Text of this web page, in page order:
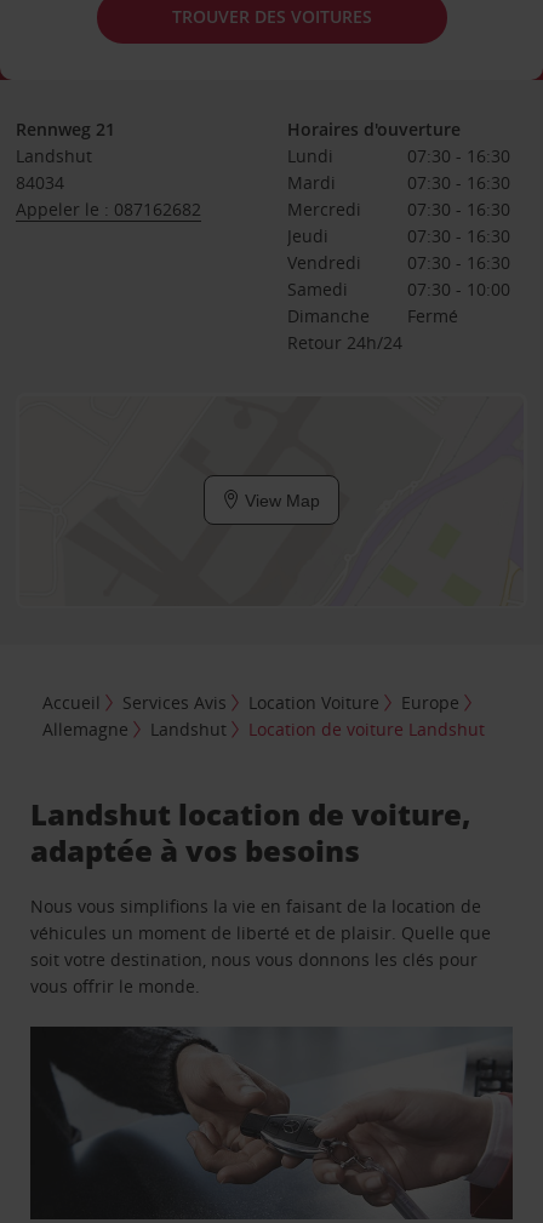
TROUVER DES VOITURES
Rennweg 21
Landshut
84034
Appeler le : 087162682
Horaires d'ouverture
Lundi
07:30 - 16:30
Mardi
07:30 - 16:30
Mercredi
07:30 - 16:30
Jeudi
07:30 - 16:30
Vendredi
07:30 - 16:30
Samedi
07:30 - 10:00
Dimanche
Fermé
Retour 24h/24
View Map
Accueil Services Avis Location Voiture
Europe
Allemagne
Landshut Location de voiture Landshut
Landshut location de voiture,
adaptée à vos besoins
Nous vous simplifions la vie en faisant de la location de
véhicules un moment de liberté et de plaisir. Quelle que
soit votre destination, nous vous donnons les clés pour
vous offrir le monde.